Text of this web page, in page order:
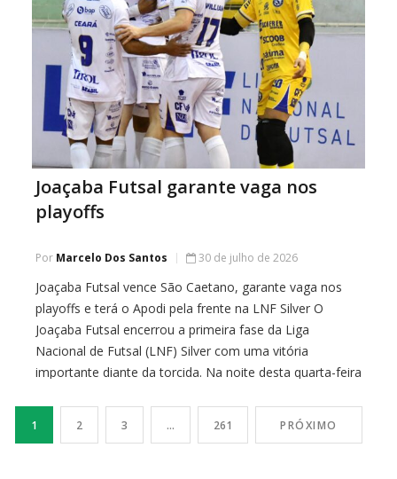
Joaçaba Futsal garante vaga nos
playoffs
Por Marcelo Dos Santos 30 de julho de 2026
Joaçaba Futsal vence São Caetano, garante vaga nos
playoffs e terá o Apodi pela frente na LNF Silver O
Joaçaba Futsal encerrou a primeira fase da Liga
Nacional de Futsal (LNF) Silver com uma vitória
importante diante da torcida. Na noite desta quarta-feira
1 2 3 … 261 PRÓXIMO